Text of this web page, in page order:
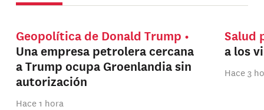
Geopolítica de Donald Trump
Una empresa petrolera cercana
a Trump ocupa Groenlandia sin
autorización
Hace 1 hora
Salud
a los
Hace 3